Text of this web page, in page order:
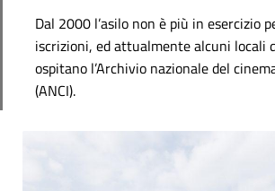
Dal 2000 l’asilo non è più in esercizio
iscrizioni, ed attualmente alcuni locali
ospitano l’Archivio nazionale del
(ANCI).